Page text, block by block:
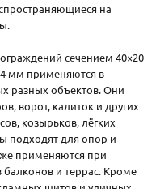
на
сечением 40×20
мм применяются в
разных объектов. Они
ворот, калиток и других
козырьков, лёгких
подходят для опор и
применяются при
балконов и террас. Кроме